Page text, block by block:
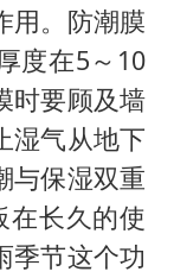
用。防潮膜
度在5～10
时要顾及墙
湿气从地下
与保湿双重
在长久的使
季节这个功